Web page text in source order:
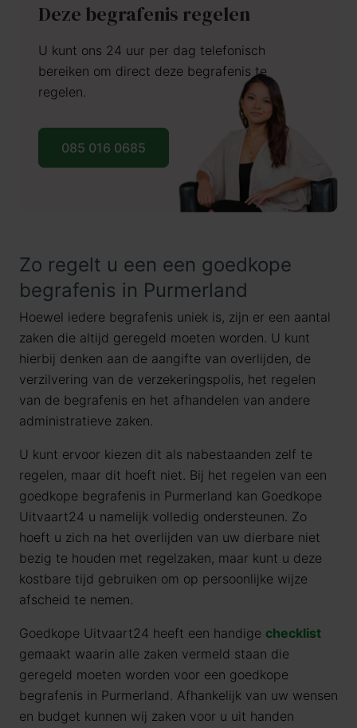
Deze begrafenis regelen
U kunt ons 24 uur per dag telefonisch
bereiken om direct deze begrafenis te
regelen.
085 016 0685
Zo regelt u een een goedkope
begrafenis in Purmerland
Hoewel iedere begrafenis uniek is, zijn er een aantal
zaken die altijd geregeld moeten worden. U kunt
hierbij denken aan de aangifte van overlijden, de
verzilvering van de verzekeringspolis, het regelen
van de begrafenis en het afhandelen van andere
administratieve zaken.
U kunt ervoor kiezen dit als nabestaanden zelf te
regelen, maar dit hoeft niet. Bij het regelen van een
goedkope begrafenis in Purmerland kan Goedkope
Uitvaart24 u namelijk volledig ondersteunen. Zo
hoeft u zich na het overlijden van uw dierbare niet
bezig te houden met regelzaken, maar kunt u deze
kostbare tijd gebruiken om op persoonlijke wijze
afscheid te nemen.
Goedkope Uitvaart24 heeft een handige checklist
gemaakt waarin alle zaken vermeld staan die
geregeld moeten worden voor een goedkope
begrafenis in Purmerland. Afhankelijk van uw wensen
en budget kunnen wij zaken voor u uit handen